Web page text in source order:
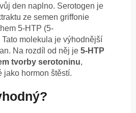
den naplno. Serotogen je
ze semen griffonie
5-HTP (5-
Tato molekula je výhodnější
Na rozdíl od něj je 5-HTP
tvorby serotoninu,
jako hormon štěstí.